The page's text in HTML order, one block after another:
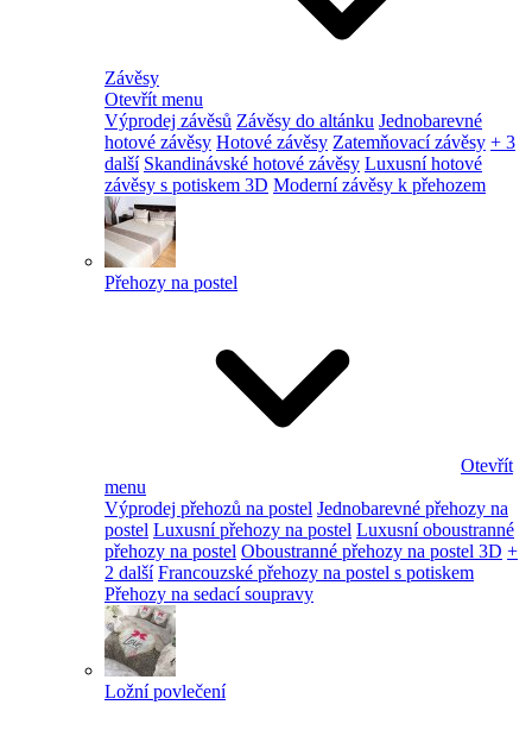
Závěsy
Otevřít menu
Výprodej závěsů Závěsy do altánku Jednobarevné
hotové závěsy Hotové závěsy Zatemňovací závěsy + 3
další Skandinávské hotové závěsy Luxusní hotové
závěsy s potiskem 3D Moderní závěsy k přehozem
Přehozy na postel
Otevřít
menu
Výprodej přehozů na postel Jednobarevné přehozy na
postel Luxusní přehozy na postel Luxusní oboustranné
přehozy na postel Oboustranné přehozy na postel 3D +
2 další Francouzské přehozy na postel s potiskem
Přehozy na sedací soupravy
Ložní povlečení